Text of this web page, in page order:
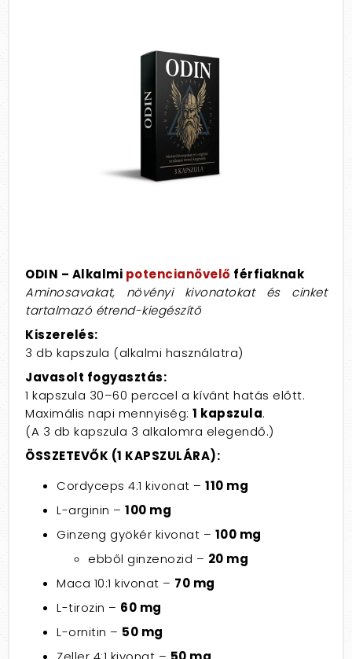
ODIN – Alkalmi potencianövelő férfiaknak
Aminosavakat, növényi kivonatokat és cinket
tartalmazó étrend-kiegészítő
Kiszerelés:
3 db kapszula (alkalmi használatra)
Javasolt fogyasztás:
1 kapszula 30–60 perccel a kívánt hatás előtt.
Maximális napi mennyiség: 1 kapszula.
(A 3 db kapszula 3 alkalomra elegendő.)
ÖSSZETEVŐK (1 KAPSZULÁRA):
Cordyceps 4:1 kivonat – 110 mg
L-arginin – 100 mg
Ginzeng gyökér kivonat – 100 mg
ebből ginzenozid – 20 mg
Maca 10:1 kivonat – 70 mg
L-tirozin – 60 mg
L-ornitin – 50 mg